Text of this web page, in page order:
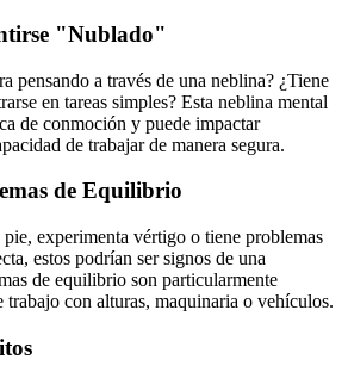
"Nublado"
pensando a través de una neblina? ¿Tiene
en tareas simples? Esta neblina mental
de conmoción y puede impactar
de trabajar de manera segura.
de Equilibrio
pie, experimenta vértigo o tiene problemas
estos podrían ser signos de una
de equilibrio son particularmente
trabajo con alturas, maquinaria o vehículos.